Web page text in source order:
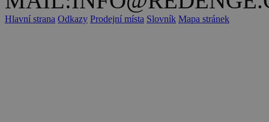
Hlavní strana Odkazy Prodejní místa Slovník Mapa stránek